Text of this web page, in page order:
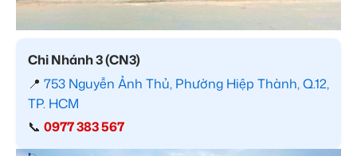
Chi Nhánh 3 (CN3)
📍 753 Nguyễn Ảnh Thủ, Phường Hiệp Thành, Q.12,
TP. HCM
📞 0977 383 567